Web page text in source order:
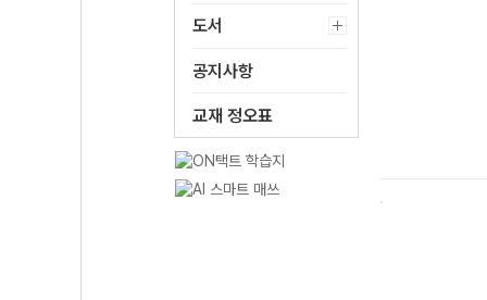
도서
공지사항
교재 정오표